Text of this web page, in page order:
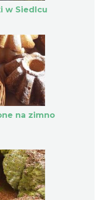
w Siedlcu
na zimno